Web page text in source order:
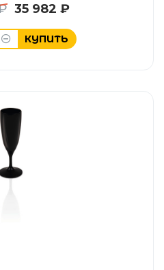
35 982 ₽
КУПИТЬ